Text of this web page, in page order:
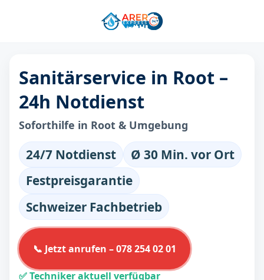
Sanitärservice in Root –
24h Notdienst
Soforthilfe in Root & Umgebung
24/7 Notdienst
Ø 30 Min. vor Ort
Festpreisgarantie
Schweizer Fachbetrieb
📞 Jetzt anrufen – 078 254 02 01
✅ Techniker aktuell verfügbar